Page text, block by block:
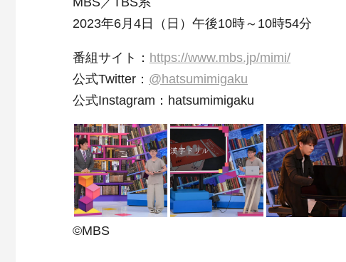
2023年6月4日（日）午後10時～10時54分
番組サイト： https://www.mbs.jp/mimi/
公式Twitter： @hatsumimigaku
公式Instagram：hatsumimigaku
©MBS